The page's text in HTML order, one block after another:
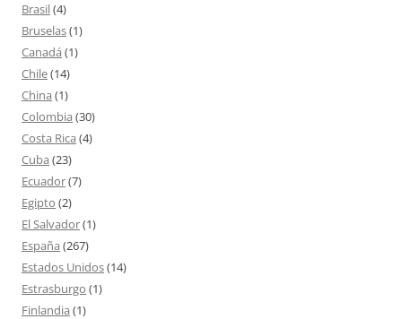
Brasil(4)
Bruselas(1)
Canadá (1)
Chile(14)
China (1)
Colombia (30)
Costa Rica (4)
Cuba (23)
Ecuador(7)
Egipto (2)
El Salvador(1)
España (267)
Estados Unidos(14)
Estrasburgo (1)
Finlandia (1)